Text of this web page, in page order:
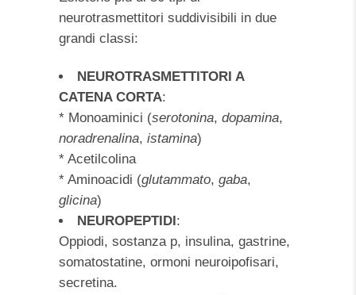
neurotrasmettitori suddivisibili in due
grandi classi:
NEUROTRASMETTITORI A
CATENA CORTA:
* Monoaminici (serotonina, dopamina,
noradrenalina, istamina)
* Acetilcolina
* Aminoacidi (glutammato, gaba,
glicina)
NEUROPEPTIDI :
Oppiodi, sostanza p, insulina, gastrine,
somatostatine, ormoni neuroipofisari,
secretina.